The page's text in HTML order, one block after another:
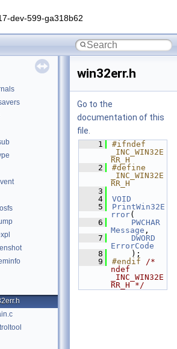
dev-599-ga318b62
win32err.h
Go to the
documentation of this
file.
    1
#ifndef
_INC_WIN32E
RR_H
    2
#define
_INC_WIN32E
RR_H
    3
    4
VOID
    5
PrintWin32E
rror(
    6
PWCHAR
Message ,
    7
DWORD
ErrorCode
    8
    );
    9
#endif /*
ndef
_INC_WIN32E
RR_H */